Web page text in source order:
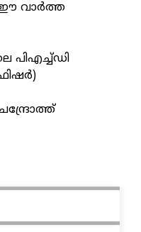
ഈ വാർത്ത
പിഎച്ച്ഡി